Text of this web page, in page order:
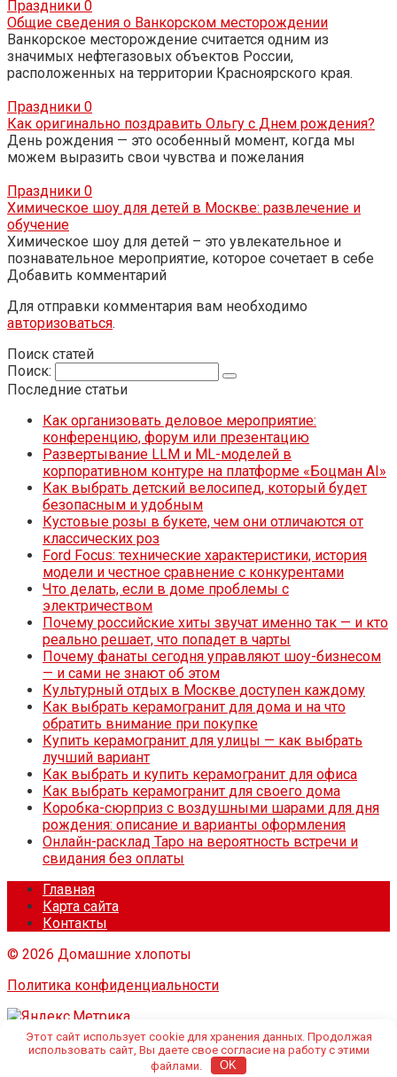
Праздники 0
Общие сведения о Ванкорском месторождении
Ванкорское месторождение считается одним из
значимых нефтегазовых объектов России,
расположенных на территории Красноярского края.
Праздники 0
Как оригинально поздравить Ольгу с Днем рождения?
День рождения — это особенный момент, когда мы
можем выразить свои чувства и пожелания
Праздники 0
Химическое шоу для детей в Москве: развлечение и
обучение
Химическое шоу для детей – это увлекательное и
познавательное мероприятие, которое сочетает в себе
Добавить комментарий
Для отправки комментария вам необходимо
авторизоваться.
Поиск статей
Поиск:
Последние статьи
Как организовать деловое мероприятие:
конференцию, форум или презентацию
Развертывание LLM и ML-моделей в
корпоративном контуре на платформе «Боцман AI»
Как выбрать детский велосипед, который будет
безопасным и удобным
Кустовые розы в букете, чем они отличаются от
классических роз
Ford Focus: технические характеристики, история
модели и честное сравнение с конкурентами
Что делать, если в доме проблемы с
электричеством
Почему российские хиты звучат именно так — и кто
реально решает, что попадет в чарты
Почему фанаты сегодня управляют шоу-бизнесом
— и сами не знают об этом
Культурный отдых в Москве доступен каждому
Как выбрать керамогранит для дома и на что
обратить внимание при покупке
Купить керамогранит для улицы — как выбрать
лучший вариант
Как выбрать и купить керамогранит для офиса
Как выбрать керамогранит для своего дома
Коробка-сюрприз с воздушными шарами для дня
рождения: описание и варианты оформления
Онлайн-расклад Таро на вероятность встречи и
свидания без оплаты
Главная
Карта сайта
Контакты
© 2026 Домашние хлопоты
Политика конфиденциальности
Этот сайт использует cookie для хранения данных. Продолжая
использовать сайт, Вы даете свое согласие на работу с этими
файлами.
OK